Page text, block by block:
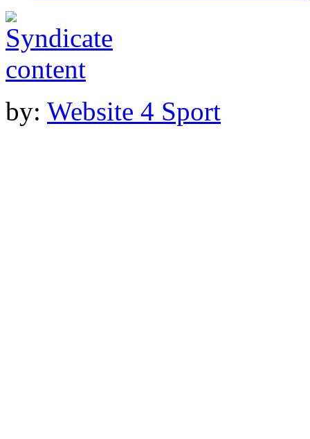
by: Website 4 Sport